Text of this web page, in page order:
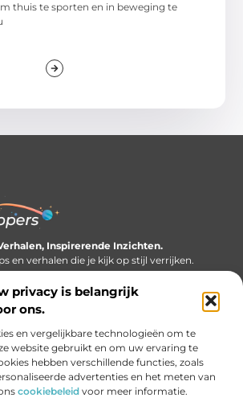
privacy is belangrijk
ons.
en vergelijkbare technologieën om te
website gebruikt en om uw ervaring te
hebben verschillende functies, zoals
advertenties en het meten van
cookiebeleid voor meer informatie.
thuis te sporten en in beweging te
Inspirerende Inzichten.
en verhalen die je kijk op stijl verrijken.